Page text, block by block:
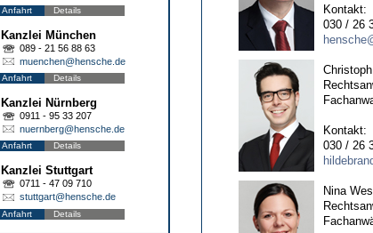
Anfahrt Details
Kanzlei München
089 - 21 56 88 63
muenchen@hensche.de
Anfahrt Details
Kanzlei Nürnberg
0911 - 95 33 207
nuernberg@hensche.de
Anfahrt Details
Kanzlei Stuttgart
0711 - 47 09 710
stuttgart@hensche.de
Anfahrt Details
Kontakt:
030 / 26
Kontakt:
030 / 26
Nina